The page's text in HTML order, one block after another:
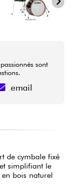
sont
email
de cymbale fixé
simplifiant le
en bois naturel